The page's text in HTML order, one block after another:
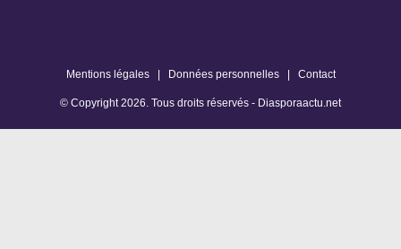
Mentions légales| Données personnelles| Contact
© Copyright2026. Tous droits réservés - Diasporaactu.net